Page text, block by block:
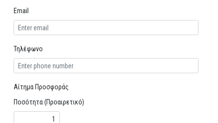
Email
Τηλέφωνο
Αίτημα Προσφοράς
Ποσότητα (Προαιρετικό)